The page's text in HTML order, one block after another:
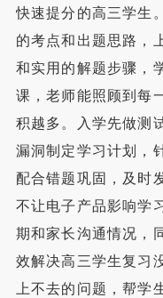
快速提分的高三学生
的考点和出题思路，
和实用的解题步骤，
课，老师能照顾到每
积越多。入学先做测
漏洞制定学习计划，
配合错题巩固，及时
不让电子产品影响学
期和家长沟通情况，
效解决高三学生复习
上不去的问题，帮学